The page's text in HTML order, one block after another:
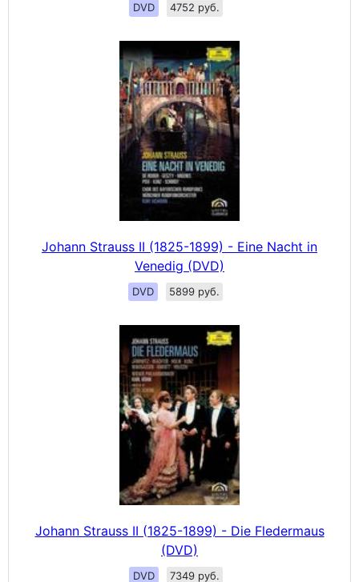
DVD 4752 руб.
Johann Strauss II (1825-1899) - Eine Nacht in
Venedig (DVD)
DVD 5899 руб.
Johann Strauss II (1825-1899) - Die Fledermaus
(DVD)
DVD 7349 руб.